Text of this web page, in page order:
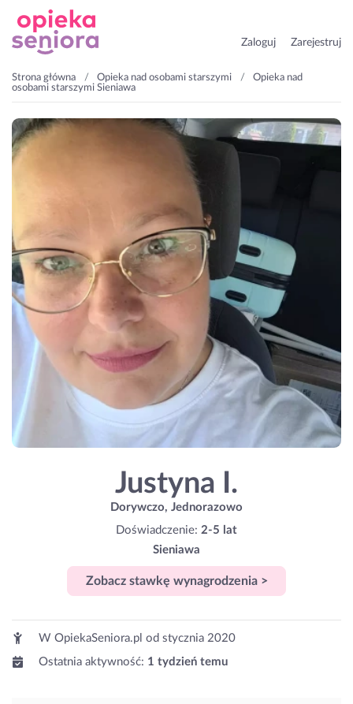
Zaloguj Zarejestruj
Strona główna Opieka nad osobami starszymi
Opieka nad
osobami starszymi Sieniawa
Justyna I.
Dorywczo, Jednorazowo
Doświadczenie: 2-5 lat
Sieniawa
Zobacz stawkę wynagrodzenia >
W OpiekaSeniora.pl od stycznia 2020
Ostatnia aktywność: 1 tydzień temu